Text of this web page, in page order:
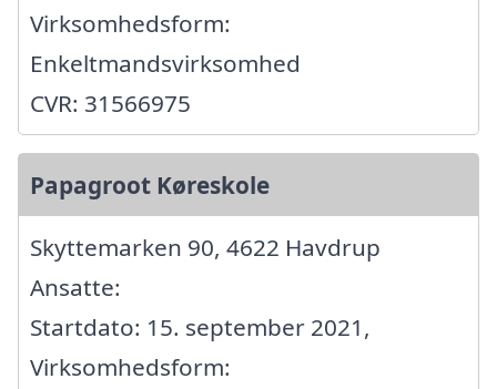
Virksomhedsform:
Enkeltmandsvirksomhed
CVR: 31566975
Papagroot Køreskole
Skyttemarken 90, 4622 Havdrup
Ansatte:
Startdato: 15. september 2021,
Virksomhedsform: